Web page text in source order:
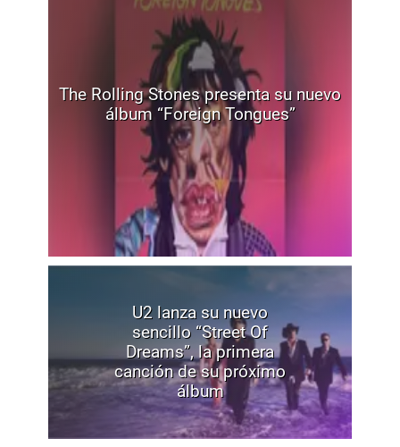
The Rolling Stones presenta su nuevo
álbum “Foreign Tongues”
U2 lanza su nuevo
sencillo “Street Of
Dreams”, la primera
canción de su próximo
álbum